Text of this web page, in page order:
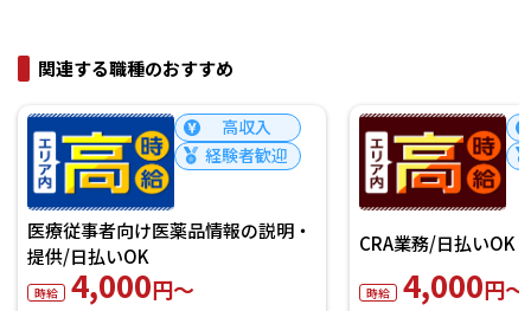
関連する職種のおすすめ
高収入
経験者歓迎
CRA業務/日払いOK
時給 4,000円～
一般事務
時給 3,950円～
東京都豊島区 池